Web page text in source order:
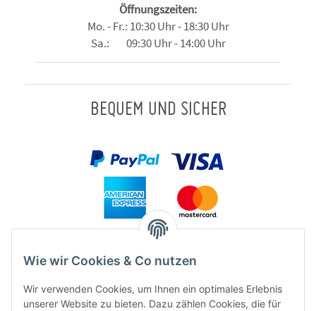
Öffnungszeiten:
Mo. - Fr.: 10:30 Uhr - 18:30 Uhr
Sa.: 09:30 Uhr - 14:00 Uhr
BEQUEM UND SICHER
Wie wir Cookies & Co nutzen
Wir verwenden Cookies, um Ihnen ein optimales Erlebnis
unserer Website zu bieten. Dazu zählen Cookies, die für